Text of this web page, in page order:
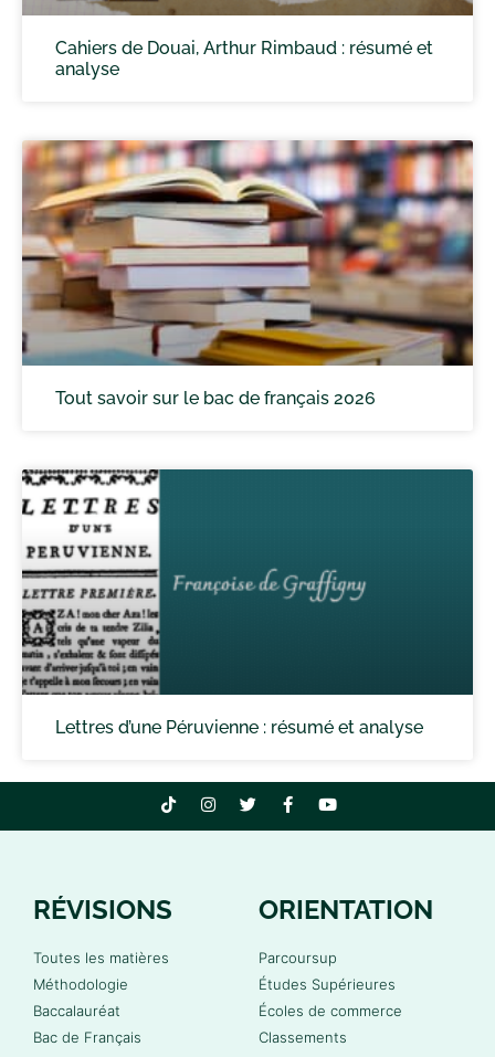
Cahiers de Douai, Arthur Rimbaud : résumé et
analyse
Tout savoir sur le bac de français 2026
Lettres d’une Péruvienne : résumé et analyse
RÉVISIONS
Toutes les matières
Méthodologie
Baccalauréat
Bac de Français
ORIENTATION
Parcoursup
Études Supérieures
Écoles de commerce
Classements